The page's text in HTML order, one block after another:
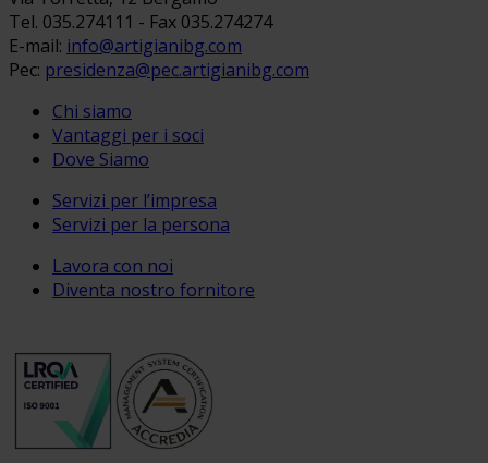
Tel. 035.274111 - Fax 035.274274
E-mail: info@artigianibg.com
Pec: presidenza@pec.artigianibg.com
Chi siamo
Vantaggi per i soci
Dove Siamo
Servizi per l’impresa
Servizi per la persona
Lavora con noi
Diventa nostro fornitore